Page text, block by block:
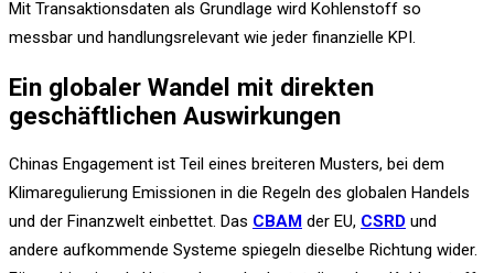
Mit Transaktionsdaten als Grundlage wird Kohlenstoff so
messbar und handlungsrelevant wie jeder finanzielle KPI.
Ein globaler Wandel mit direkten
geschäftlichen Auswirkungen
Chinas Engagement ist Teil eines breiteren Musters, bei dem
Klimaregulierung Emissionen in die Regeln des globalen Handels
und der Finanzwelt einbettet. Das CBAM der EU, CSRD und
andere aufkommende Systeme spiegeln dieselbe Richtung wider.